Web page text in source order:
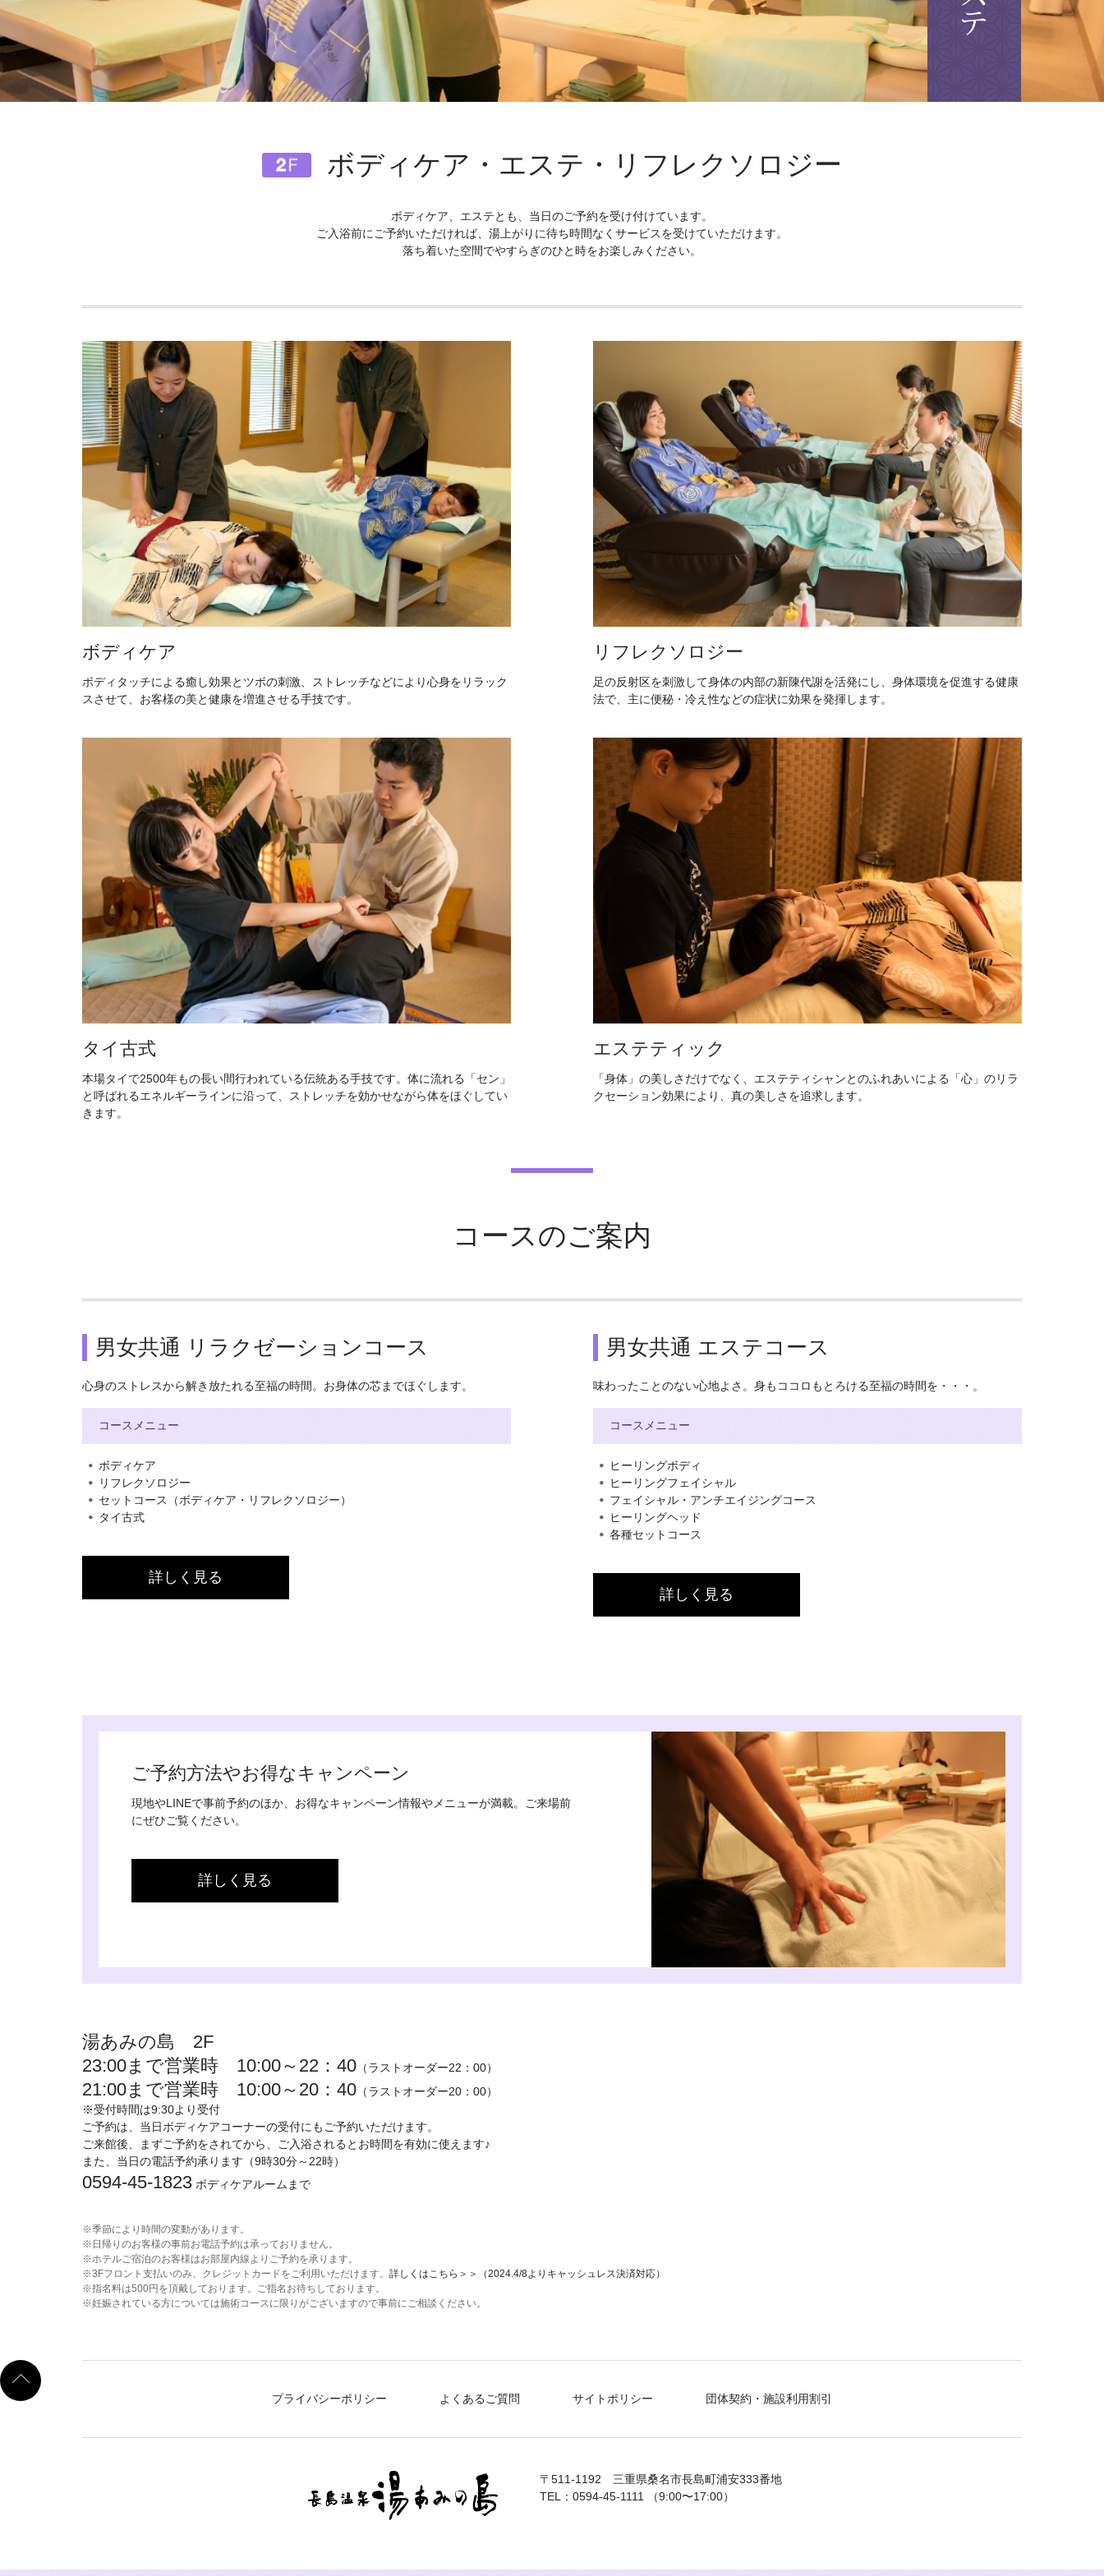
ボディケア・エステ・ リフレクソロジー
ボディケア、エステとも、当日のご予約を受け付けています。
ご入浴前にご予約いただければ、湯上がりに待ち時間なくサービスを受けていただけます。
落ち着いた空間でやすらぎのひと時をお楽しみください。
ボディケア
ボディタッチによる癒し効果とツボの刺激、ストレッチなどにより心身をリラック
スさせて、お客様の美と健康を増進させる手技です。
リフレクソロジー
足の反射区を刺激して身体の内部の新陳代謝を活発にし、身体環境を促進する健康
法で、主に便秘・冷え性などの症状に効果を発揮します。
タイ古式
本場タイで2500年もの長い間行われている伝統ある手技です。体に流れる「セン」
と呼ばれるエネルギーラインに沿って、ストレッチを効かせながら体をほぐしてい
きます。
エステティック
「身体」の美しさだけでなく、エステティシャンとのふれあいによる「心」のリラ
クセーション効果により、真の美しさを追求します。
コースのご案内
男女共通 リラクゼーションコース
心身のストレスから解き放たれる至福の時間。お身体の芯までほぐします。
コースメニュー
ボディケア
リフレクソロジー
セットコース（ボディケア・リフレクソロジー）
タイ古式
詳しく見る
男女共通 エステコース
味わったことのない心地よさ。身もココロもとろける至福の時間を・・・。
コースメニュー
ヒーリングボディ
ヒーリングフェイシャル
フェイシャル・アンチエイジングコース
ヒーリングヘッド
各種セットコース
詳しく見る
ご予約方法やお得なキャンペーン
現地やLINEで事前予約のほか、お得なキャンペーン情報やメニューが満載。ご来場前
にぜひご覧ください。
詳しく見る
湯あみの島 2F
23:00まで営業時 10:00～22：40 （ラストオーダー22：00）
21:00まで営業時 10:00～20：40 （ラストオーダー20：00）
※受付時間は9:30より受付
ご予約は、当日ボディケアコーナーの受付にもご予約いただけます。
ご来館後、まずご予約をされてから、ご入浴されるとお時間を有効に使えます♪
また、当日の電話予約承ります（9時30分～22時）
0594-45-1823 ボディケアルームまで
季節により時間の変動があります。
日帰りのお客様の事前お電話予約は承っておりません。
ホテルご宿泊のお客様はお部屋内線よりご予約を承ります。
3Fフロント支払いのみ、クレジットカードをご利用いただけます。 詳しくはこちら＞＞（2024.4/8よりキャッシュレス決済対応）
指名料は500円を頂戴しております。ご指名お待ちしております。
妊娠されている方については施術コースに限りがございますので事前にご相談ください。
プライバシーポリシー よくあるご質問 サイトポリシー 団体契約・施設利用割引
〒511-1192
三重県桑名市長島町浦安333番地
TEL：0594-45-1111 （9:00〜17:00）